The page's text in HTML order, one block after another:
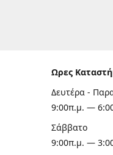
Ωρες
Δευτέρα -
9:00π.μ. —
Σάββατο
9:00π.μ. —